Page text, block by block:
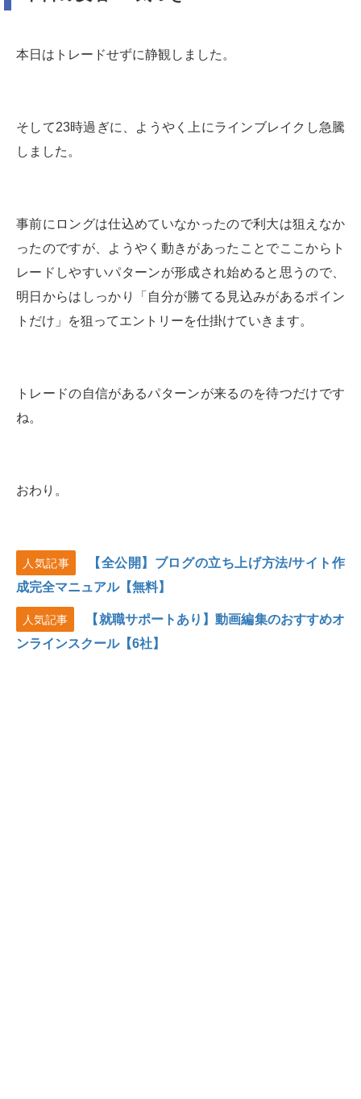
本日はトレードせずに静観しました。
そして23時過ぎに、ようやく上にラインブレイクし急騰
しました。
事前にロングは仕込めていなかったので利大は狙えなか
ったのですが、ようやく動きがあったことでここからト
レードしやすいパターンが形成され始めると思うので、
明日からはしっかり「自分が勝てる見込みがあるポイン
トだけ」を狙ってエントリーを仕掛けていきます。
トレードの自信があるパターンが来るのを待つだけです
ね。
おわり。
人気記事
【全公開】ブログの立ち上げ方法/サイト作
成完全マニュアル【無料】
人気記事
【就職サポートあり】動画編集のおすすめオ
ンラインスクール【6社】